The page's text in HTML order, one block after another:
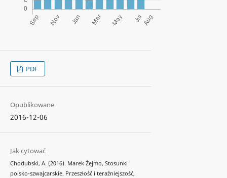
PDF
Opublikowane
2016-12-06
Jak cytować
Chodubski, A. (2016). Marek Żejmo, Stosunki
polsko-szwajcarskie. Przeszłość i teraźniejszość,